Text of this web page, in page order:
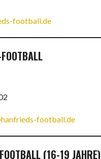
football.de
football.de
(16-19 JAHRE)